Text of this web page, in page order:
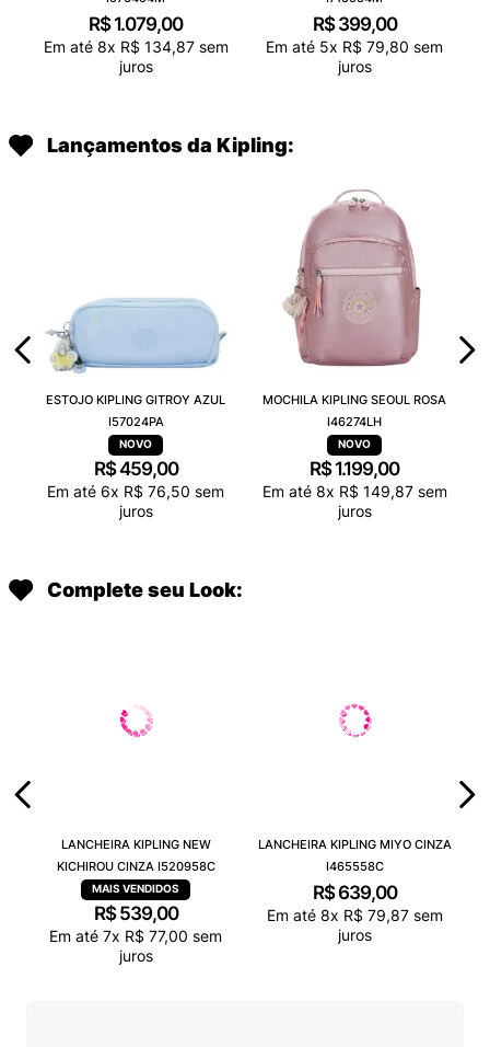
R$ 1.079,00
Em até 8x R$ 134,87sem
juros
R$ 399,00
Em até 5x R$ 79,80 sem
juros
Lançamentos da Kipling:
ESTOJO KIPLING GITROY AZUL
I57024PA
R$459,00
Em até 6x R$ 76,50 sem
juros
MOCHILA KIPLING SEOUL ROSA
I46274LH
R$ 1.199,00
Em até 8x R$ 149,87sem
juros
Complete seu Look:
LANCHEIRA KIPLING NEW
KICHIROU CINZA I520958C
R$ 539,00
Em até 7x R$ 77,00 sem
juros
LANCHEIRA KIPLING MIYO CINZA
I465558C
R$ 639,00
Em até 8x R$ 79,87sem
juros